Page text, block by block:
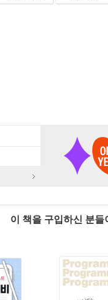
이 책을 구입하신 분